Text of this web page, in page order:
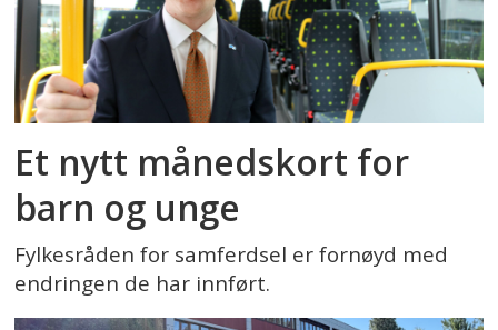
Et nytt månedskort for
barn og unge
Fylkesråden for samferdsel er fornøyd med
endringen de har innført.